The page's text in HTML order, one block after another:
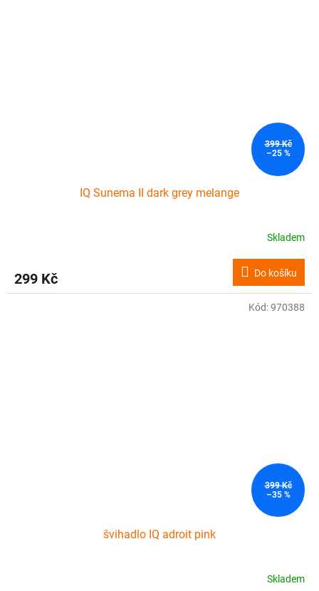
399 Kč
–25 %
IQ Sunema II dark grey melange
Skladem
299 Kč Do košíku
399 Kč
–35 %
švihadlo IQ adroit pink
Skladem
Kód:970388